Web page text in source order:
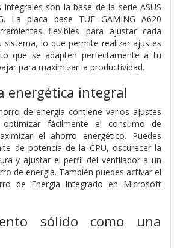
integrales son la base de la serie ASUS
La placa base TUF GAMING A620
flexibles para ajustar cada
sistema, lo que permite realizar ajustes
que se adapten perfectamente a tu
para maximizar la productividad.
energética integral
de energía contiene varios ajustes
fácilmente el consumo de
el ahorro energético. Puedes
de potencia de la CPU, oscurecer la
y ajustar el perfil del ventilador a un
de energía. También puedes activar el
de Energía integrado en Microsoft
sólido como una